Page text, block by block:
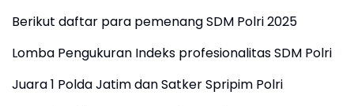
Berikut daftar para pemenang SDM Polri 2025
Lomba Pengukuran Indeks profesionalitas SDM Polri
Juara 1 Polda Jatim dan Satker Spripim Polri